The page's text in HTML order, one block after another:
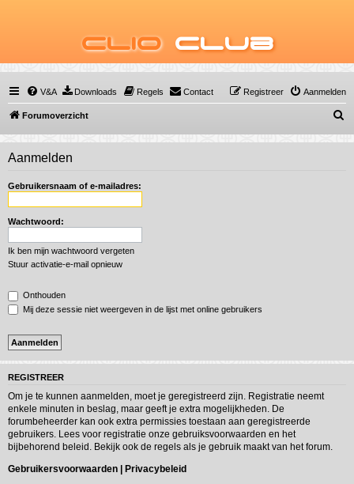
Clio Club
V&A Downloads Regels Contact Aanmelden
Registreer
Forumoverzicht
o
Aanmelden
Gebruikersnaam of e-mailadres:
Wachtwoord:
Ik ben mijn wachtwoord vergeten
Stuur activatie-e-mail opnieuw
Onthouden
Mij deze sessie niet weergeven in de lijst met online gebruikers
REGISTREER
Om je te kunnen aanmelden, moet je geregistreerd zijn. Registratie neemt
enkele minuten in beslag, maar geeft je extra mogelijkheden. De
forumbeheerder kan ook extra permissies toestaan aan geregistreerde
gebruikers. Lees voor registratie onze gebruiksvoorwaarden en het
bijbehorend beleid. Bekijk ook de regels als je gebruik maakt van het forum.
Gebruikersvoorwaarden | Privacybeleid